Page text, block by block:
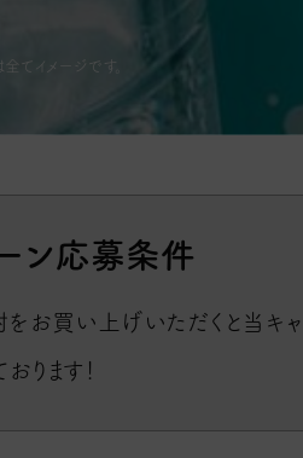
てイメージです。
ン応募条件
お買い上げいただくと当キ
ります！